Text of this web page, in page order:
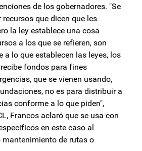
de los gobernadores. "Se
que dicen que les
la ley establece una cosa
a los que se refieren, son
a lo que establecen las leyes, los
fondos para fines
que se vienen usando,
no es para distribuir a
conforme a lo que piden",
Francos aclaró que se usa con
en este caso al
mantenimiento de rutas o